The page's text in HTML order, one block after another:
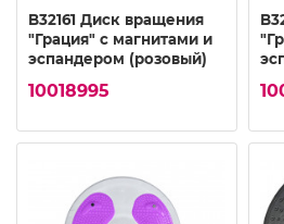
B32161 Диск вращения
"Грация" с магнитами и
эспандером (розовый)
10018995